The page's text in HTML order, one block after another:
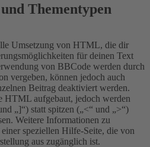
Thementypen
Umsetzung von HTML, die dir
für deinen Text
von BBCode werden durch
vergeben, können jedoch auch
Beitrag deaktiviert werden.
HTML aufgebaut, jedoch werden
„]“) statt spitzen („<“ und „>“)
Weitere Informationen zu
speziellen Hilfe-Seite, die von
aus zugänglich ist.